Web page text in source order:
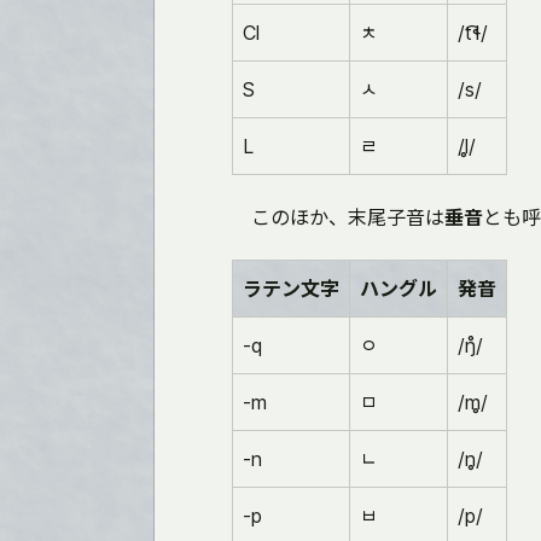
Cl ㅊ /t͡ɬ/
S ㅅ /s/
L ㄹ /l̥/
このほか、末尾子音は垂音とも
ラテン文字 ハングル 発音
-q ㅇ /ŋ̊/
-m ㅁ /m̥/
-n ㄴ /n̥/
-p ㅂ /p/